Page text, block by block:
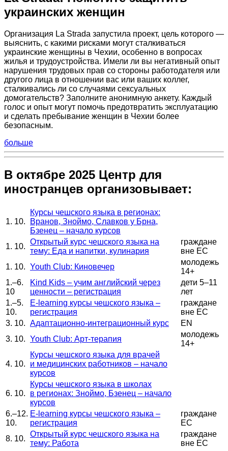
украинских женщин
Организация La Strada запустила проект, цель которого —
выяснить, с какими рисками могут сталкиваться
украинские женщины в Чехии, особенно в вопросах
жилья и трудоустройства. Имели ли вы негативный опыт
нарушения трудовых прав со стороны работодателя или
другого лица в отношении вас или ваших коллег,
сталкивались ли со случаями сексуальных
домогательств? Заполните анонимную анкету. Каждый
голос и опыт могут помочь предотвратить эксплуатацию
и сделать пребывание женщин в Чехии более
безопасным.
больше
В октябре 2025 Центр для
иностранцев организовывает:
1. 10.
Курсы чешского языка в регионах:
Вранов, Зноймо, Славков у Брна,
Бзенец – начало курсов
1. 10.
Открытый курс чешского языка на
тему: Еда и напитки, кулинария
граждане
вне ЕС
1. 10. Youth Club: Киновечер
молодежь
14+
1.–6.
10
Kind Kids – учим английский через
ценности – регистрация
дети 5–11
лет
1.–5.
10.
E-learning курсы чешского языка –
регистрация
граждане
вне ЕС
3. 10. Адаптационно-интеграционный курс
EN
3. 10. Youth Club: Арт-терапия
молодежь
14+
4. 10.
Курсы чешского языка для врачей
и медицинских работников – начало
курсов
6. 10.
Курсы чешского языка в школах
в регионах: Зноймо, Бзенец – начало
курсов
6.–12.
10.
E-learning курсы чешского языка –
регистрация
граждане
ЕС
8. 10.
Открытый курс чешского языка на
тему: Работа
граждане
вне ЕС